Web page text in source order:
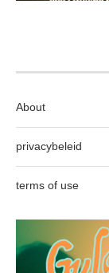
About
privacybeleid
terms of use